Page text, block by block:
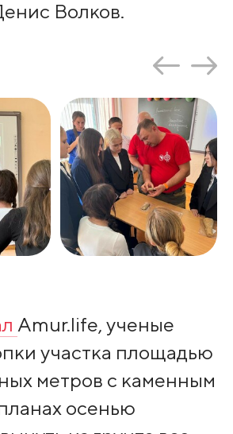
Волков.
Amur.life, ученые
участка площадью
метров с каменным
осенью